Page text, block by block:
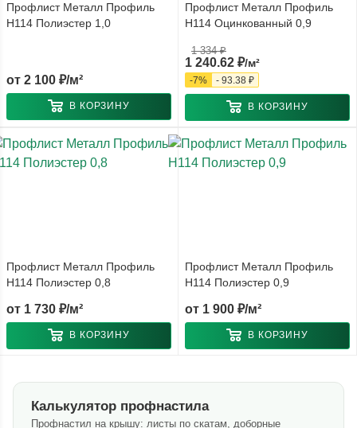
Профлист Металл Профиль
Н114 Полиэстер 1,0
от 2 100 ₽/м²
В КОРЗИНУ
Профлист Металл Профиль
Н114 Оцинкованный 0,9
1 240.62 ₽/м²
1 334₽
-7% - 93.38 ₽
В КОРЗИНУ
Профлист Металл Профиль
Н114 Полиэстер 0,8
от 1 730 ₽/м²
В КОРЗИНУ
Профлист Металл Профиль
Н114 Полиэстер 0,9
от 1 900 ₽/м²
В КОРЗИНУ
Калькулятор профнастила
Профнастил на крышу: листы по скатам, доборные